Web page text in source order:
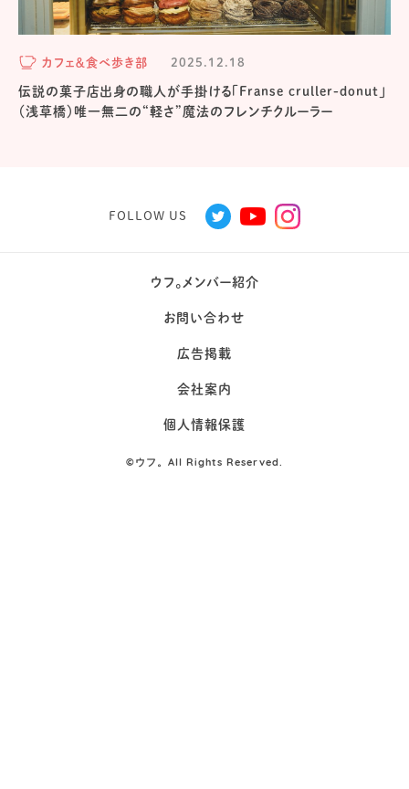
カフェ＆食べ歩き部 2025.12.18
伝説の菓子店出身の職人が手掛ける「Franse cruller-donut」
（浅草橋）唯一無二の“軽さ”魔法のフレンチクルーラー
FOLLOW US
ウフ。メンバー紹介
お問い合わせ
広告掲載
会社案内
個人情報保護
©ウフ。All Rights Reserved.